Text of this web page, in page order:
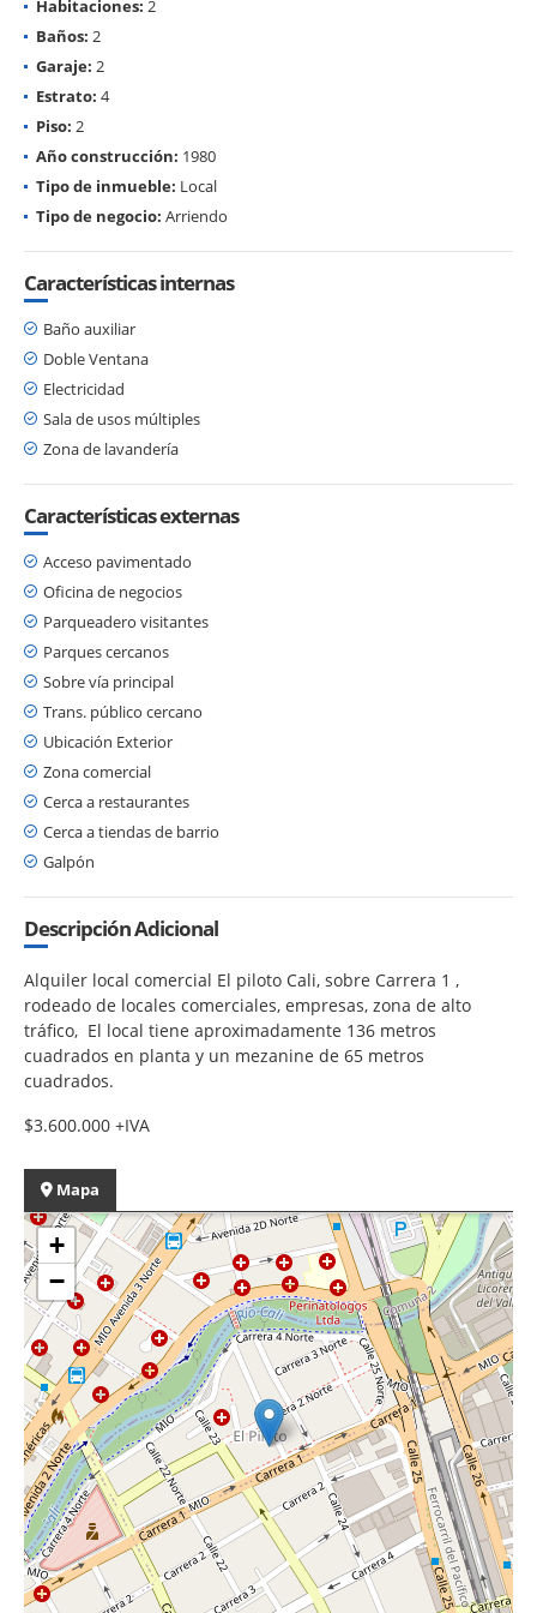
Habitaciones: 2
Baños: 2
Garaje: 2
Estrato: 4
Piso: 2
Año construcción: 1980
Tipo de inmueble: Local
Tipo de negocio: Arriendo
Características internas
Baño auxiliar
Doble Ventana
Electricidad
Sala de usos múltiples
Zona de lavandería
Características externas
Acceso pavimentado
Oficina de negocios
Parqueadero visitantes
Parques cercanos
Sobre vía principal
Trans. público cercano
Ubicación Exterior
Zona comercial
Cerca a restaurantes
Cerca a tiendas de barrio
Galpón
Descripción Adicional
Alquiler local comercial El piloto Cali, sobre Carrera 1 ,
rodeado de locales comerciales, empresas, zona de alto
tráfico, El local tiene aproximadamente 136 metros
cuadrados en planta y un mezanine de 65 metros
cuadrados.
$3.600.000 +IVA
Mapa
+
−